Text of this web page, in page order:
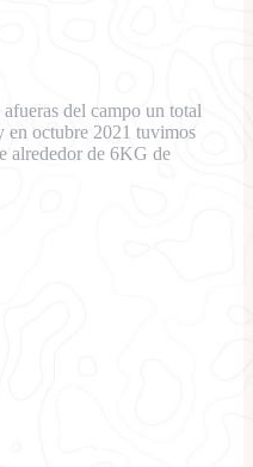
del campo un total
en octubre 2021 tuvimos
alrededor de 6KG de